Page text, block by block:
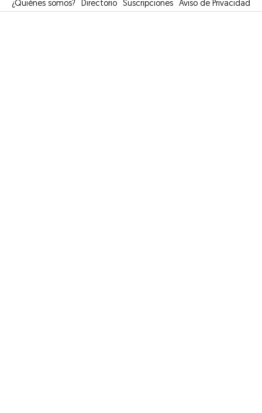
¿Quiénes somos? Directorio Suscripciones Opens in new window
Aviso de Privacidad